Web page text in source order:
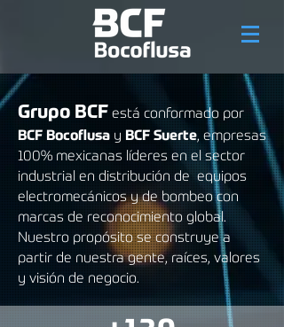
Grupo BCF está conformado por
BCF Bocoflusa y BCF Suerte, empresas
100% mexicanas líderes en el sector
industrial en distribución de equipos
electromecánicos y de bombeo con
marcas de reconocimiento global.
Nuestro propósito se construye a
partir de nuestra gente, raíces, valores
y visión de negocio.